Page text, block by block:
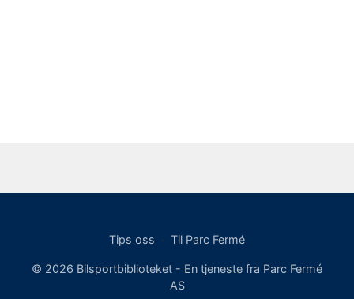
Tips oss · Til Parc Fermé
© 2026 Bilsportbiblioteket - En tjeneste fra Parc Fermé
AS